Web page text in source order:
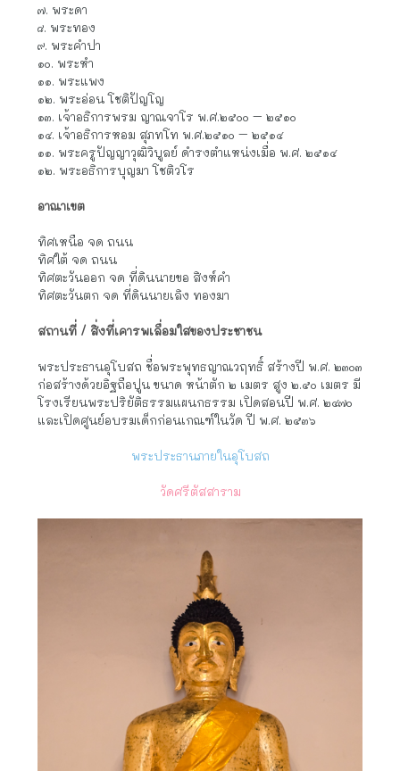
๗. พระดา
๘. พระทอง
๙. พระคำปา
๑๐. พระหำ
๑๑. พระแพง
๑๒. พระอ่อน โชติปัญโญ
๑๓. เจ้าอธิการพรม ญาณจาโร พ.ศ.๒๕๐๐ – ๒๕๑๐
๑๔. เจ้าอธิการหอม สุภทโท พ.ศ.๒๕๑๐ – ๒๕๑๔
๑๑. พระครูปัญญาวุฒิวิบูลย์ ดำรงตำแหน่งเมื่อ พ.ศ. ๒๕๑๔
๑๒. พระอธิการบุญมา โชติวโร
อาณาเขต
ทิศเหนือ จด ถนน
ทิศใต้ จด ถนน
ทิศตะวันออก จด ที่ดินนายขอ สิงห์คำ
ทิศตะวันตก จด ที่ดินนายเลิง ทองมา
สถานที่ / สิ่งที่เคารพเลื่อมใสของประชาชน
พระประธานอุโบสถ ชื่อพระพุทธญาณวฤทธิ์ สร้างปี พ.ศ. ๒๓๐๓
ก่อสร้างด้วยอิฐถือปูน ขนาด หน้าตัก ๒ เมตร สูง ๒.๕๐ เมตร มี
โรงเรียนพระปริยัติธรรมแผนกธรรม เปิดสอนปี พ.ศ. ๒๔๗๐
และเปิดศูนย์อบรมเด็กก่อนเกณฑ์ในวัด ปี พ.ศ. ๒๕๓๖
พระประธานภายในอุโบสถ
วัดศรีตัสสาราม